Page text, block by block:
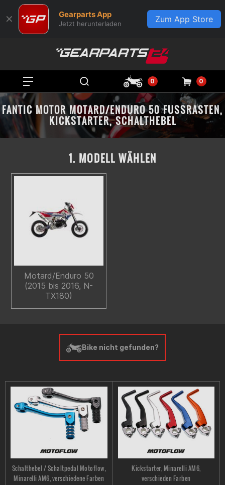
✕ Gearparts App
Jetzt herunterladen Zum App Store
0 0
FANTIC MOTOR MOTARD/ENDURO 50 FUSSRASTEN, K
ICKSTARTER, SCHALTHEBEL
1. MODELL WÄHLEN
Motard/Enduro 50
(2015 bis 2016, N-
TX180)
Bike nicht gefunden?
Schalthebel / Schaltpedal Motoflow,
Minarelli AM6, verschiedene Farben
Kickstarter, Minarelli AM6,
verschieden Farben